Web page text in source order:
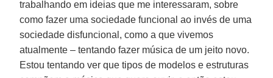
trabalhando em ideias que me interessaram, sobre
como fazer uma sociedade funcional ao invés de uma
sociedade disfuncional, como a que vivemos
atualmente – tentando fazer música de um jeito novo.
Estou tentando ver que tipos de modelos e estruturas